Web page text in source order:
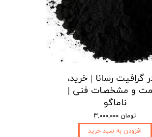
گرافیت رسانا | خرید،
و مشخصات فنی |
ناماگو
۳,۰۰۰,۰۰۰ تومان
افزودن به سبد خرید